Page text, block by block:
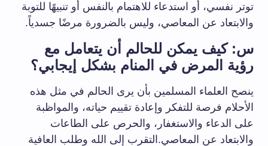
توتر نفسي، أو استدعاء ‌للاهتمام بالنفس⁤ أو تنبيهًا للتوبة
والابتعاد ⁣عن المعاصي، وليس بالضرورة‌ مرضًا جسدياً.
س: كيف يمكن للحالم أن ​يتعامل مع
رؤية المرض في المنام بشكل إيجابي؟
ينصح العلماء المسلمين بأن ⁢يرى الحالم في مثل هذه
⁢الأحلام فرصة للتفكر وإعادة تقييم حياته، والمواظبة
على الدعاء والاستغفار، والحرص على الطاعات
والابتعاد عن المعاصي.التقرب إلى الله وطلب العافية